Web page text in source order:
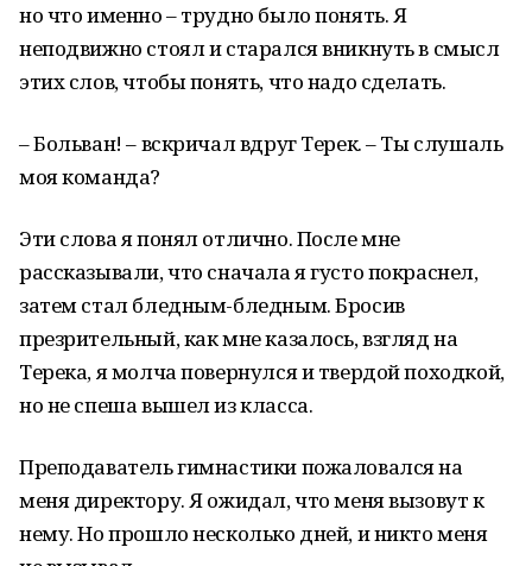
но что именно – трудно было понять. Я
неподвижно стоял и старался вникнуть в смысл
этих слов, чтобы понять, что надо сделать.
– Больван! – вскричал вдруг Терек. – Ты слушаль
моя команда?
Эти слова я понял отлично. После мне
рассказывали, что сначала я густо покраснел,
затем стал бледным-бледным. Бросив
презрительный, как мне казалось, взгляд на
Терека, я молча повернулся и твердой походкой,
но не спеша вышел из класса.
Преподаватель гимнастики пожаловался на
меня директору. Я ожидал, что меня вызовут к
нему. Но прошло несколько дней, и никто меня